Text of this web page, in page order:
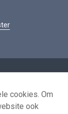
cookies. Om
ook